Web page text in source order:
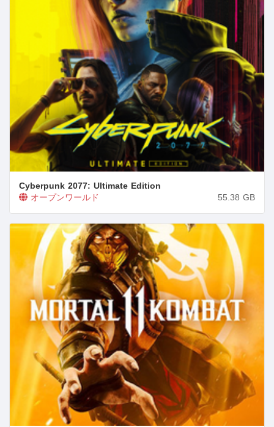
Cyberpunk 2077: Ultimate Edition
オープンワールド 55.38 GB